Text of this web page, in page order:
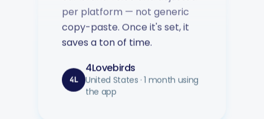
copy-paste. Once it's set, it
saves a ton of time.
4Lovebirds
the app